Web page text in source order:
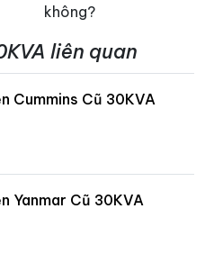
không?
liên quan
Cummins Cũ 30KVA
Yanmar Cũ 30KVA